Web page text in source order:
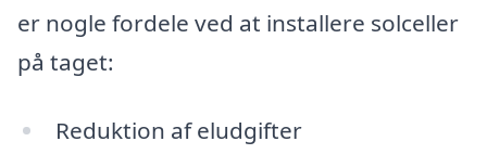
er nogle fordele ved at installere solceller
på taget:
Reduktion af eludgifter